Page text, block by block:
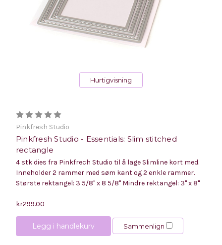
Hurtigvisning
Pinkfresh Studio
Pinkfresh Studio - Essentials: Slim stitched
rectangle
4 stk dies fra Pinkfrech Studio til å lage Slimline kort med.
Inneholder 2 rammer med søm kant og 2 enkle rammer.
Største rektangel: 3 5/8" x 8 5/8" Mindre rektangel: 3" x 8"
kr299.00
Legg i handlekurv Sammenlign